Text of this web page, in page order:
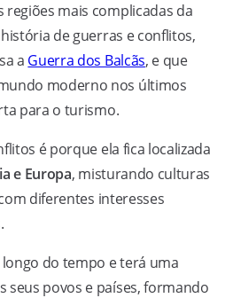
regiões mais complicadas da
de guerras e conflitos,
a Guerra dos Balcãs, e que
moderno nos últimos
para o turismo.
é porque ela fica localizada
e Europa, misturando culturas
diferentes interesses
do tempo e terá uma
seus povos e países, formando